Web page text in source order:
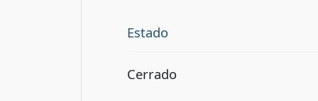
Estado
Cerrado